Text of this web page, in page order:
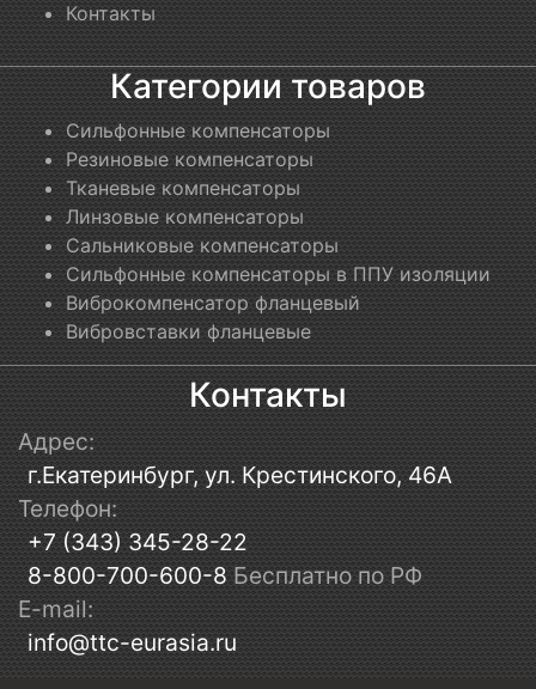
Контакты
Категории товаров
Сильфонные компенсаторы
Резиновые компенсаторы
Тканевые компенсаторы
Линзовые компенсаторы
Сальниковые компенсаторы
Сильфонные компенсаторы в ППУ изоляции
Виброкомпенсатор фланцевый
Вибровставки фланцевые
Контакты
Адрес:
г.Екатеринбург, ул. Крестинского, 46А
Телефон:
+7 (343) 345-28-22
8-800-700-600-8 Бесплатно по РФ
E-mail:
info@ttc-eurasia.ru